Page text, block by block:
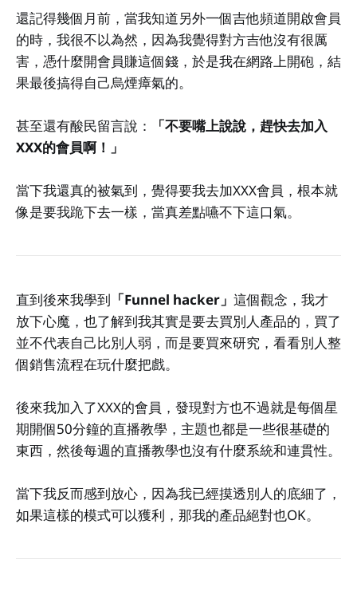
還記得幾個月前，當我知道另外一個吉他頻道開啟會員
的時，我很不以為然，因為我覺得對方吉他沒有很厲
害，憑什麼開會員賺這個錢，於是我在網路上開砲，結
果最後搞得自己烏煙瘴氣的。
甚至還有酸民留言說：
「不要嘴上說說，趕快去加入
XXX的會員啊！」
當下我還真的被氣到，覺得要我去加XXX會員，根本就
像是要我跪下去一樣，當真差點嚥不下這口氣。
直到後來我學到 「Funnel hacker」 這個觀念，我才
放下心魔，也了解到我其實是要去買別人產品的，買了
並不代表自己比別人弱，而是要買來研究，看看別人整
個銷售流程在玩什麼把戲。
後來我加入了XXX的會員，發現對方也不過就是每個星
期開個50分鐘的直播教學，主題也都是一些很基礎的
東西，然後每週的直播教學也沒有什麼系統和連貫性。
當下我反而感到放心，因為我已經摸透別人的底細了，
如果這樣的模式可以獲利，那我的產品絕對也OK。